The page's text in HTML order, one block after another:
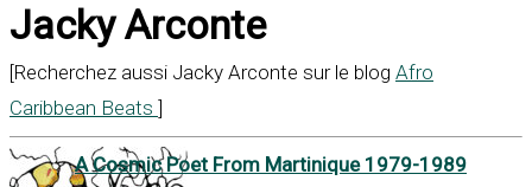
Jacky Arconte
[Recherchez aussi Jacky Arconte sur le blog Afro
Caribbean Beats ]
A Cosmic Poet From Martinique 1979-1989